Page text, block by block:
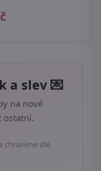
a slev 💌
na nové
ostatní.
chráníme dle